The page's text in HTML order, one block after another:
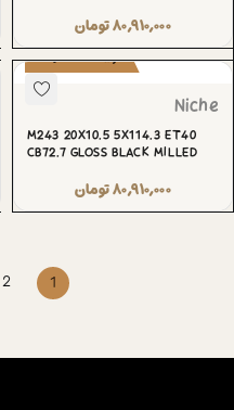
۸۰,۹۱۰,۰۰۰تومان
پیش‌سفارش
Niche
M243 20X10.5 5X114.3 ET40
CB72.7 GLOSS BLACK MILLED
۸۰,۹۱۰,۰۰۰تومان
1
2